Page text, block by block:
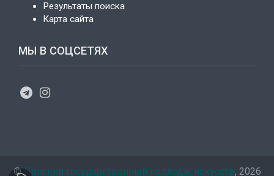
Результаты поиска
Карта сайта
МЫ В СОЦСЕТЯХ
©Пинский государственный колледж искусств, 2026